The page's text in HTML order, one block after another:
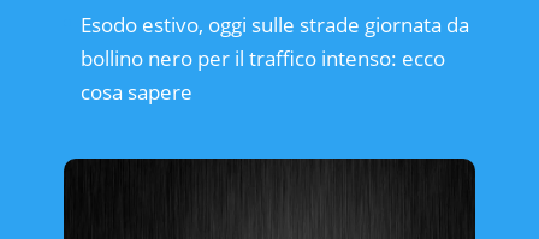
Esodo estivo, oggi sulle strade giornata da
bollino nero per il traffico intenso: ecco
cosa sapere